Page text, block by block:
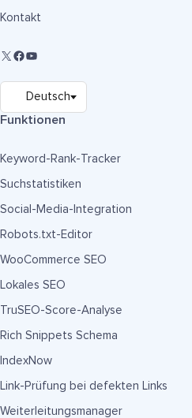
Kontakt
Funktionen
Keyword-Rank-Tracker
Suchstatistiken
Social-Media-Integration
Robots.txt-Editor
WooCommerce SEO
Lokales SEO
TruSEO-Score-Analyse
Rich Snippets Schema
IndexNow
Link-Prüfung bei defekten Links
Weiterleitungsmanager